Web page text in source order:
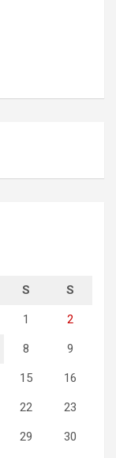
S S
1 2
8 9
15 16
22 23
29 30